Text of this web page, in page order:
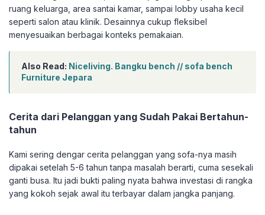
ruang keluarga, area santai kamar, sampai lobby usaha kecil
seperti salon atau klinik. Desainnya cukup fleksibel
menyesuaikan berbagai konteks pemakaian.
Also Read: Niceliving. Bangku bench // sofa bench
Furniture Jepara
Cerita dari Pelanggan yang Sudah Pakai Bertahun-
tahun
Kami sering dengar cerita pelanggan yang sofa-nya masih
dipakai setelah 5-6 tahun tanpa masalah berarti, cuma sesekali
ganti busa. Itu jadi bukti paling nyata bahwa investasi di rangka
yang kokoh sejak awal itu terbayar dalam jangka panjang.